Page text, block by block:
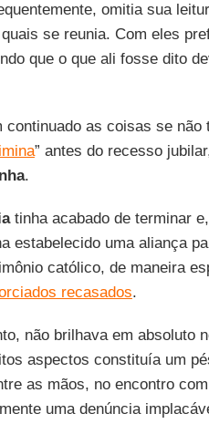
omitia sua
se reunia. Com eles
que o que ali fosse dito
as coisas se não
” antes do recesso
.
tinha acabado de terminar
estabelecido uma aliança
católico, de maneira
recasados.
não brilhava em absoluto
aspectos constituía um
as mãos, no encontro
uma denúncia